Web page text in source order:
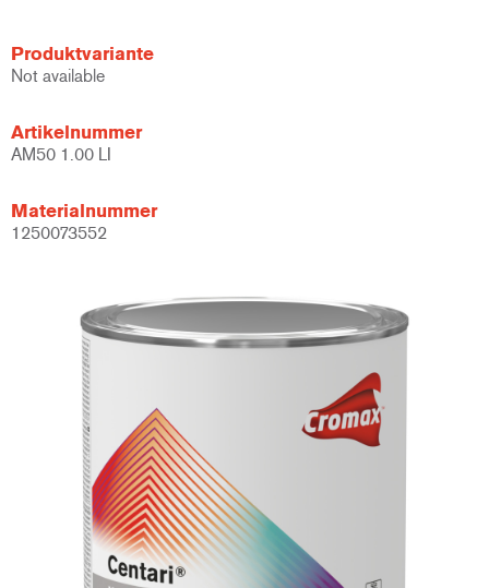
Produktvariante
Not available
Artikelnummer
AM50 1.00 LI
Materialnummer
1250073552